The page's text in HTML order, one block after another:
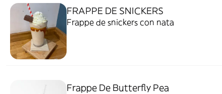
FRAPPE DE SNICKERS
Frappe de snickers con nata
Frappe De Butterfly Pea